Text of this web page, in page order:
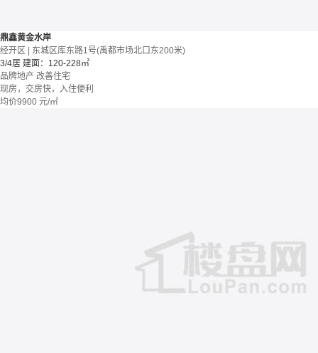
鼎鑫黄金水岸
经开区 | 东城区库东路1号(禹都市场北口东200米)
3/4居 建面：120-228㎡
品牌地产 改善住宅
现房，交房快，入住便利
均价9900 元/㎡